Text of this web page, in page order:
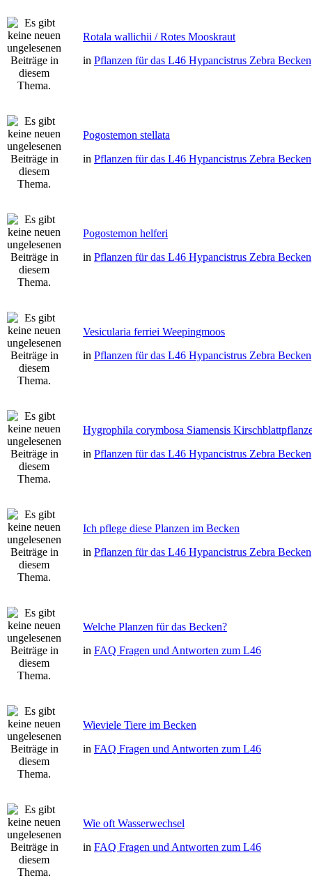
Rotala wallichii / Rotes Mooskraut
in Pflanzen für das L46 Hypancistrus Zebra Becken
Pogostemon stellata
in Pflanzen für das L46 Hypancistrus Zebra Becken
Pogostemon helferi
in Pflanzen für das L46 Hypancistrus Zebra Becken
Vesicularia ferriei Weepingmoos
in Pflanzen für das L46 Hypancistrus Zebra Becken
Hygrophila corymbosa Siamensis
in Pflanzen für das L46 Hypancistrus Zebra Becken
Ich pflege diese Planzen im Becken
in Pflanzen für das L46 Hypancistrus Zebra Becken
Welche Planzen für das Becken?
in FAQ Fragen und Antworten zum L46
Wieviele Tiere im Becken
in FAQ Fragen und Antworten zum L46
Wie oft Wasserwechsel
in FAQ Fragen und Antworten zum L46